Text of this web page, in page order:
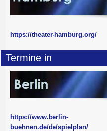
https://theater-hamburg.org/
Termine in
https://www.berlin-
buehnen.de/de/spielplan/